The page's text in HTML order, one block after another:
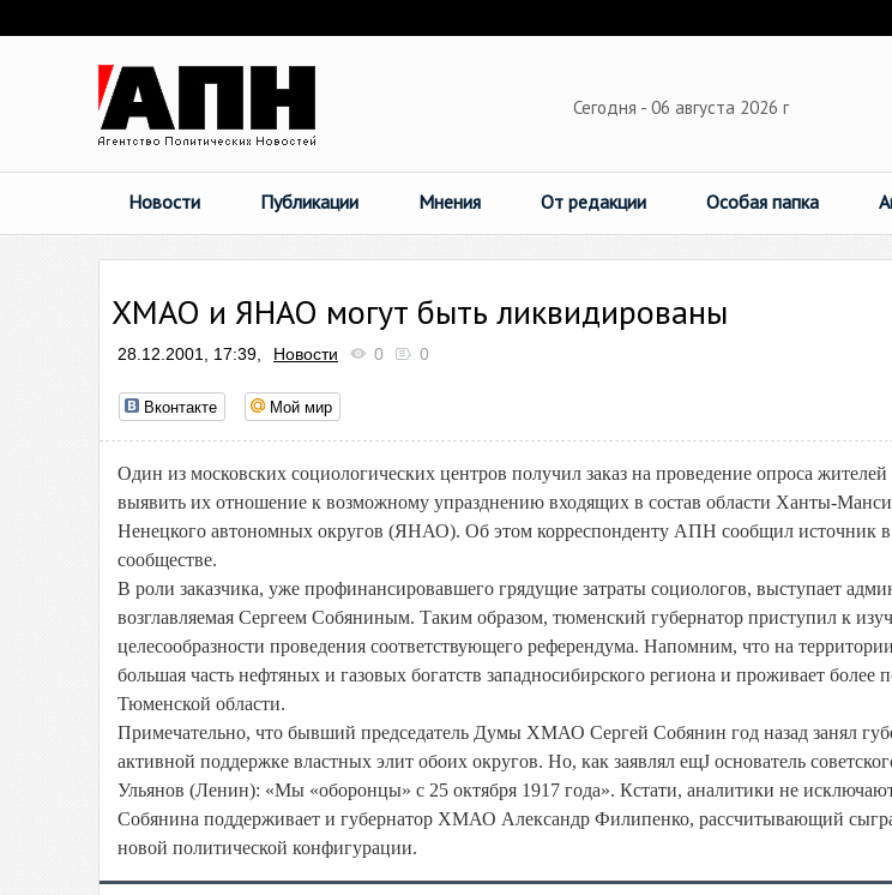
Сегодня - 06 августа 2026 г
Новости Публикации Мнения От редакции Особая папка
ХМАО и ЯНАО могут быть ликвидированы
28.12.2001, 17:39, Новости 0 0
Вконтакте Мой мир
Один из московских социологических центров получил заказ на проведение опроса
выявить их отношение к возможному упразднению входящих в состав области Ханты-
Ненецкого автономных округов (ЯНАО). Об этом корреспонденту АПН сообщил источник в
сообществе.
В роли заказчика, уже профинансировавшего грядущие затраты социологов, выступает
возглавляемая Сергеем Собяниным. Таким образом, тюменский губернатор приступил к
целесообразности проведения соответствующего референдума. Напомним, что на
большая часть нефтяных и газовых богатств западносибирского региона и проживает более
Тюменской области.
Примечательно, что бывший председатель Думы ХМАО Сергей Собянин год назад занял
активной поддержке властных элит обоих округов. Но, как заявлял ещЈ основатель
Ульянов (Ленин): «Мы «оборонцы» с 25 октября 1917 года». Кстати, аналитики не
Собянина поддерживает и губернатор ХМАО Александр Филипенко, рассчитывающий
новой политической конфигурации.